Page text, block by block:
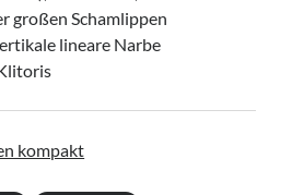
großen Schamlippen
lineare Narbe
kompakt